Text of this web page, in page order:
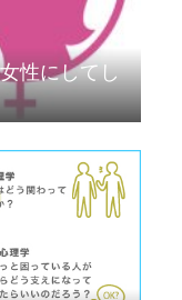
性にしてし